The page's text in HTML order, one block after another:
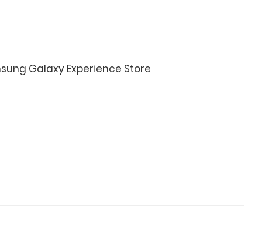
Galaxy Experience Store